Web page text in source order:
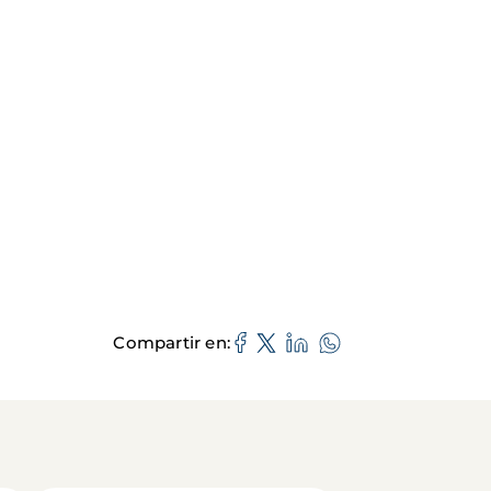
Compartir en